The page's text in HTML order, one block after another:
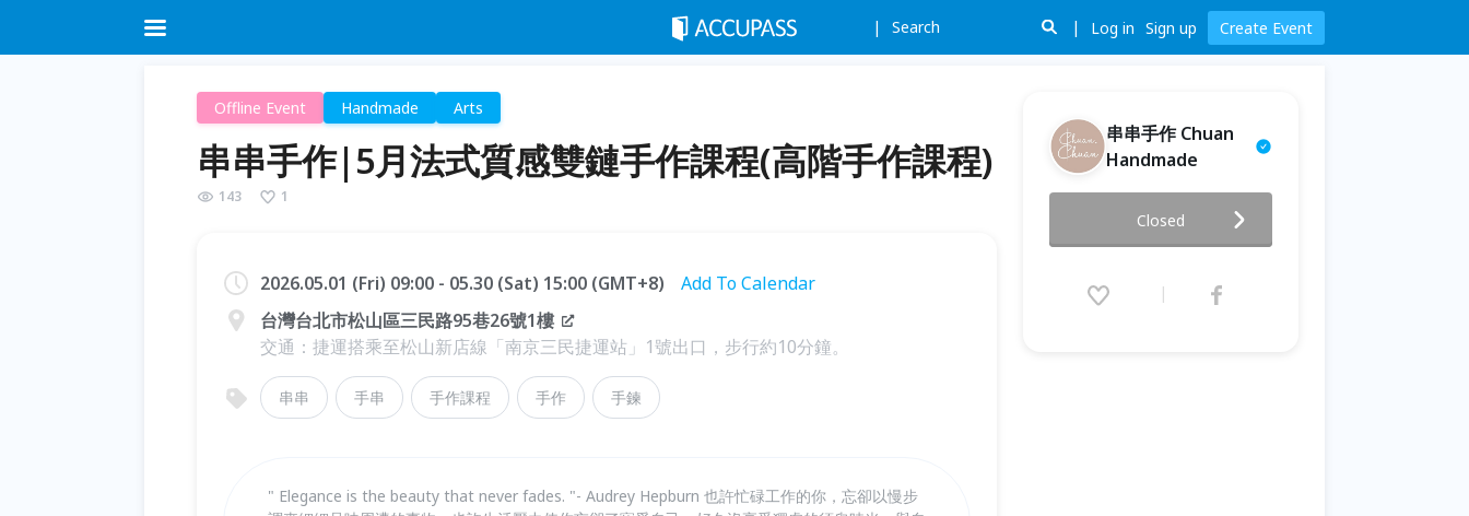
Search Log in Sign up Create Event
Offline Event Handmade Arts
串串手作|5月法式質感雙鏈手作課程(高階手作課程)
143 1
2026.05.01 (Fri) 09:00 - 05.30 (Sat) 15:00 (GMT+8)
Add To Calendar
台灣台北市松山區三民路95巷26號1樓
交通：捷運搭乘至松山新店線「南京三民捷運站」1號出口，步行約10分鐘。
串串 手串 手作課程 手作 手鍊
" Elegance is the beauty that never fades. "- Audrey Hepburn 也許忙碌工作的你，忘卻以慢步
串串手作 Chuan
Handmade
課程(高階手作課程)
2026.05.01 (Fri) 09:00 - 05.30
Closed